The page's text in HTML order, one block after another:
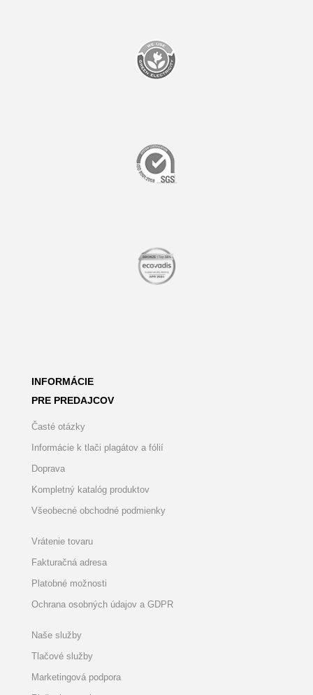
INFORMÁCIE
PRE PREDAJCOV
Časté otázky
Informácie k tlači plagátov a fólií
Doprava
Kompletný katalóg produktov
Všeobecné obchodné podmienky
Vrátenie tovaru
Fakturačná adresa
Platobné možnosti
Ochrana osobných údajov a GDPR
Naše služby
Tlačové služby
Marketingová podpora